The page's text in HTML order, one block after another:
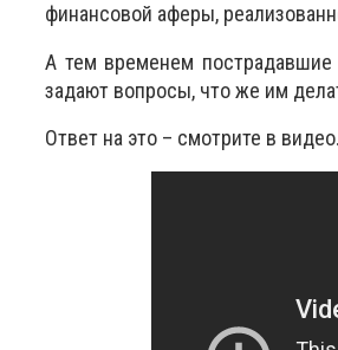
финансовой аферы,
А тем временем
задают вопросы, что же им
Ответ на это – смотрите в видео.